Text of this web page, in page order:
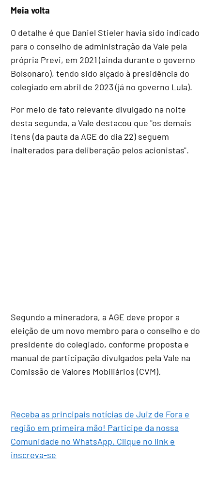
Meia volta
O detalhe é que Daniel Stieler havia sido indicado
para o conselho de administração da Vale pela
própria Previ, em 2021 (ainda durante o governo
Bolsonaro), tendo sido alçado à presidência do
colegiado em abril de 2023 (já no governo Lula).
Por meio de fato relevante divulgado na noite
desta segunda, a Vale destacou que "os demais
itens (da pauta da AGE do dia 22) seguem
inalterados para deliberação pelos acionistas".
Segundo a mineradora, a AGE deve propor a
eleição de um novo membro para o conselho e do
presidente do colegiado, conforme proposta e
manual de participação divulgados pela Vale na
Comissão de Valores Mobiliários (CVM).
Receba as principais notícias de Juiz de Fora e
região em primeira mão! Participe da nossa
Comunidade no WhatsApp. Clique no link e
inscreva-se